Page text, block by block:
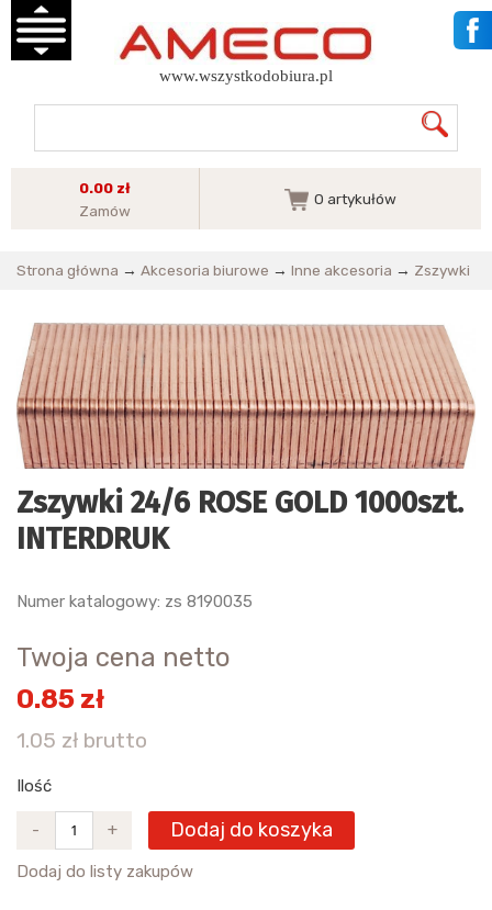
www.wszystkodobiura.pl
0.00 zł
Zamów
0 artykułów
Strona główna → Akcesoria biurowe → Inne akcesoria → Zszywki
Zszywki 24/6 ROSE GOLD 1000szt.
INTERDRUK
Numer katalogowy: zs 8190035
Twoja cena netto
0.85 zł
1.05 zł brutto
Ilość
- + Dodaj do koszyka
Dodaj do listy zakupów